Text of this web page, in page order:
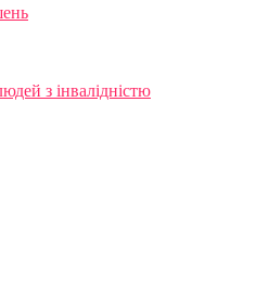
з інвалідністю